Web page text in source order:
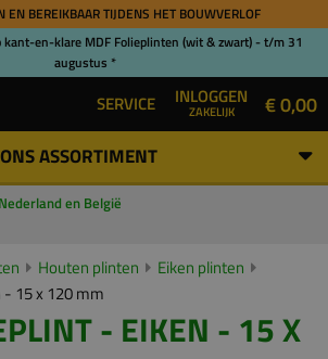
EN BEREIKBAAR TIJDENS HET BOUWVERLOF
kant-en-klare MDF Folieplinten (wit & zwart) - t/m 31
augustus *
SERVICE INLOGGEN
ZAKELIJK € 0,00
ASSORTIMENT
Nederland en België
Houten plinten
Eiken plinten
15 x 120 mm
- EIKEN - 15 X